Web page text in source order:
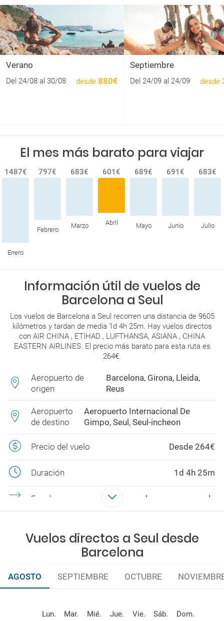
Verano
Del 24/08 al 30/08 desde 880€
Septiembre
Del 24/09 al 24/09 desde
El mes más barato para viajar
1487€
Enero
797€
Febrero
683€
Marzo
601€
Abril
689€
Mayo
691€
Junio
683€
Julio
Información útil de vuelos de
Barcelona a Seul
Los vuelos de Barcelona a Seul recorren una distancia de 9605
kilómetros y tardan de media 1d 4h 25m. Hay vuelos directos
con AIR CHINA , ETIHAD , LUFTHANSA, ASIANA , CHINA
EASTERN AIRLINES. El precio más barato para esta ruta es
264€.
Aeropuerto de
origen
Barcelona, Girona, Lleida,
Reus
Aeropuerto
de destino
Aeropuerto Internacional De
Gimpo, Seul, Seul-incheon
Precio del vuelo Desde 264€
Duración 1d 4h 25m
Escalas Hay vuelos con una escala
ASIANA , CHINA EASTERN AIRLINES
Vuelos directos a Seul desde
Barcelona
AGOSTO SEPTIEMBRE OCTUBRE
Lun. Mar. Mié. Jue. Vie. Sáb. Dom.